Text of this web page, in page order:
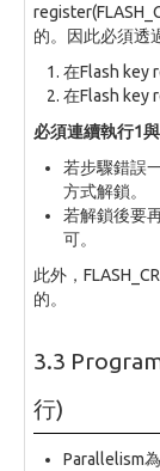
的。因此必須透
在Flash key
在Flash key
必須連續執行1
若步驟錯誤
方式解鎖。
若解鎖後要
可。
此外，
的。
3.3
行)
Parallelism